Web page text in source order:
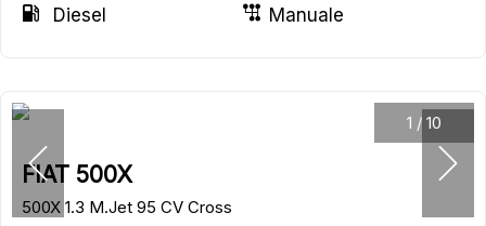
Diesel
Manuale
1 / 10
FIAT 500X
500X 1.3 M.Jet 95 CV Cross